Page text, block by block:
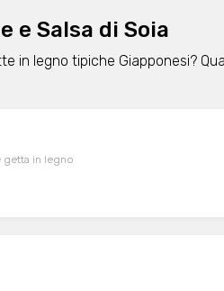
e Salsa di Soia
in legno tipiche Giapponesi?
getta in legno